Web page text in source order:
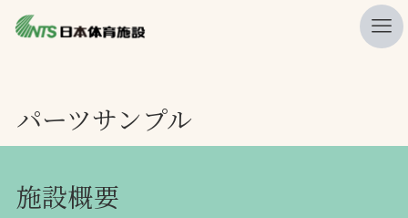
ニュース
レポート
パーツサンプル
施設概要